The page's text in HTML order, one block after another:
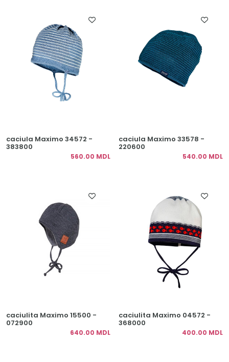
caciula Maximo 34572 -
383800
560.00 MDL
caciula Maximo 33578 -
220600
540.00 MDL
caciulita Maximo 15500 -
072900
640.00 MDL
caciulita Maximo 04572 -
368000
400.00 MDL